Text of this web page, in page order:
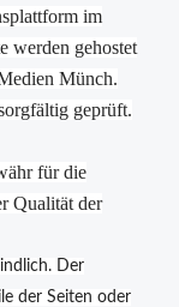
im
werden gehostet
Münch.
geprüft.
für die
Qualität der
Der
der Seiten oder